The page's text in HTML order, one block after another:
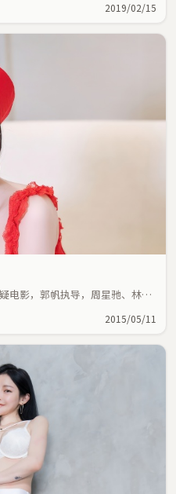
2019/02/15
电影，郭帆执导，周星驰、林青
2015/05/11